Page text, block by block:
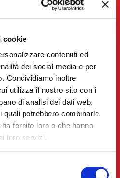
cookie
contenuti ed
dei social media e per
Condividiamo inoltre
utilizza il nostro sito con i
di analisi dei dati web,
quali potrebbero combinarle
fornito loro o che hanno
loro servizi.
UNICI